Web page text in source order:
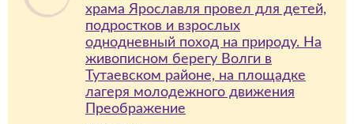
храма Ярославля провел для детей,
подростков и взрослых
однодневный поход на природу. На
живописном берегу Волги в
Тутаевском районе, на площадке
лагеря молодежного движения
Преображение